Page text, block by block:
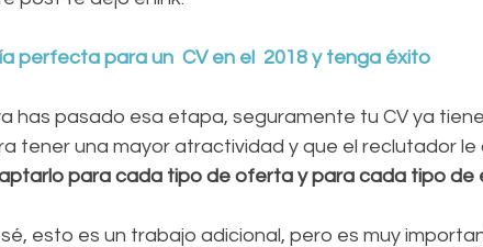
perfecta para un  CV en el  2018 y tenga éxito
has pasado esa etapa, seguramente tu CV ya
tener una mayor atractividad y que el reclutador
para cada tipo de oferta y para cada tipo de
esto es un trabajo adicional, pero es muy